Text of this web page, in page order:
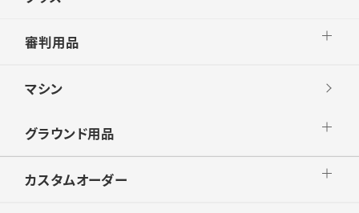
審判用品
マシン
グラウンド用品
カスタムオーダー